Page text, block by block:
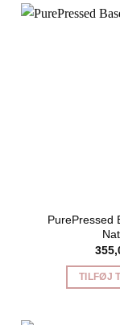
PurePressed
TILFØJ